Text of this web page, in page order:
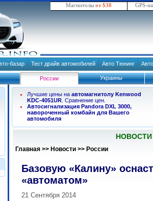
Магнитолы от $38 GPS-
базар Тест драйв автомобилей Авто Тюнинг
России Украины
Лучшие цены на автомагнитолу Kenwood
KDC-4051UR . Сравнение цен.
Автосигнализация Pandora DXL 3000,
навороченный комбайн для Вашего
автомобиля
Главная >> Новости >> России
Базовую «Калину»
«автоматом»
21 Сентября 2014